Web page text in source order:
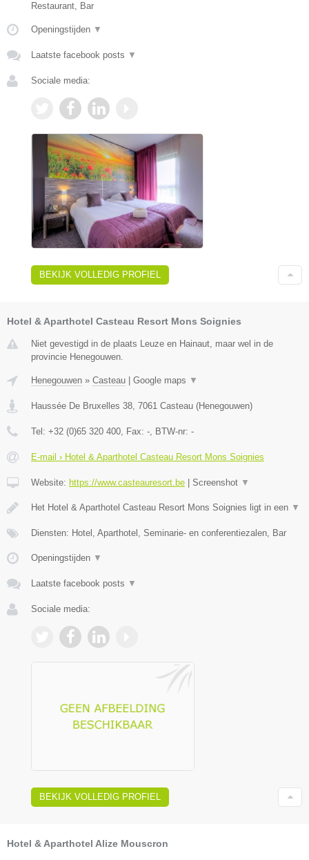
Restaurant, Bar
Openingstijden ▼
Laatste facebook posts ▼
Sociale media:
BEKIJK VOLLEDIG PROFIEL
Hotel & Aparthotel Casteau Resort Mons Soignies
Niet gevestigd in de plaats Leuze en Hainaut, maar wel in de
provincie Henegouwen.
Henegouwen » Casteau | Google maps ▼
Haussée De Bruxelles 38 7061 Casteau (Henegouwen)
Tel: +32 (0)65 320 400 , Fax: - , BTW-nr: -
E-mail › Hotel & Aparthotel Casteau Resort Mons Soignies
Website: https://www.casteauresort.be | Screenshot ▼
Het Hotel & Aparthotel Casteau Resort Mons Soignies ligt in een ▼
Diensten: Hotel, Aparthotel, Seminarie- en conferentiezalen, Bar
Openingstijden ▼
Laatste facebook posts ▼
Sociale media:
BEKIJK VOLLEDIG PROFIEL
Hotel & Aparthotel Alize Mouscron